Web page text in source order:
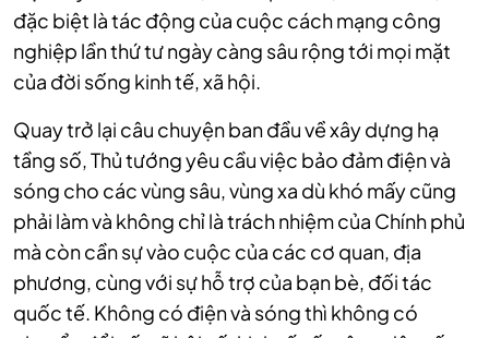
đặc biệt là tác động của cuộc cách mạng công
nghiệp lần thứ tư ngày càng sâu rộng tới mọi mặt
của đời sống kinh tế, xã hội.
Quay trở lại câu chuyện ban đầu về xây dựng hạ
tầng số, Thủ tướng yêu cầu việc bảo đảm điện và
sóng cho các vùng sâu, vùng xa dù khó mấy cũng
phải làm và không chỉ là trách nhiệm của Chính phủ
mà còn cần sự vào cuộc của các cơ quan, địa
phương, cùng với sự hỗ trợ của bạn bè, đối tác
quốc tế. Không có điện và sóng thì không có